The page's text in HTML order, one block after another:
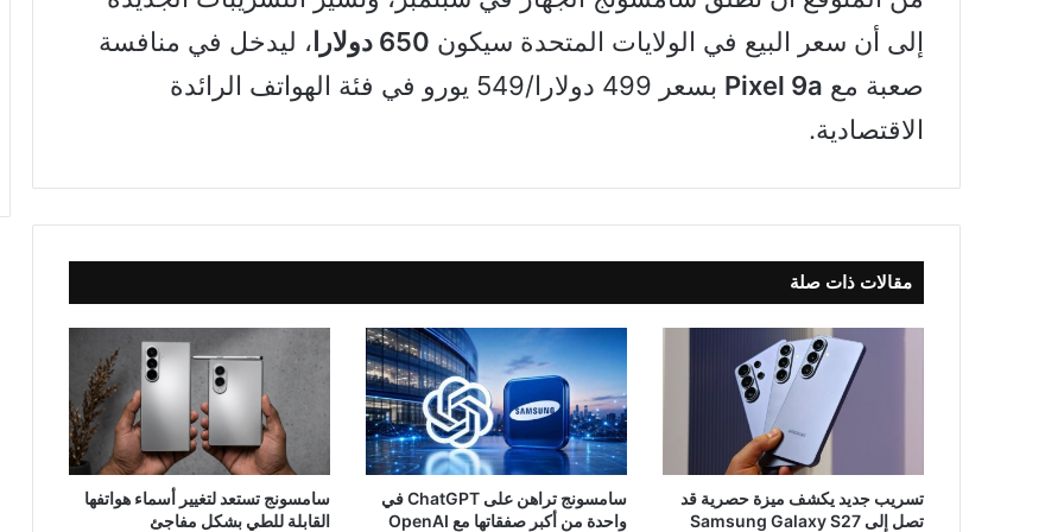
إلى أن سعر البيع في الولايات المتحدة سيكون 650 دولارا
، ليدخل في منافسة
صعبة مع Pixel 9a
بسعر 499 دولارا/549 يورو في فئة الهواتف الرائدة
الاقتصادية.
مقالات ذات صلة
تسريب جديد يكشف ميزة حصرية قد
تصل إلى Samsung Galaxy S27
سامسونج تراهن على ChatGPT في
واحدة من أكبر صفقاتها مع OpenAI
سامسونج تستعد لتغيير أسماء هواتفها
القابلة للطي بشكل مفاجئ